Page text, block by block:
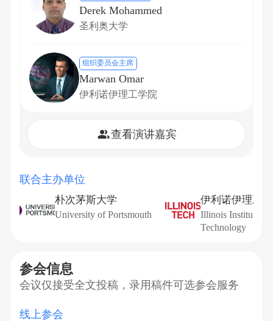
Derek Mohammed
圣利奥大学
组织委员会主席
Marwan Omar
伊利诺伊理工学院
查看演讲嘉宾
联合主办单位
朴次茅斯大学
University of Portsmouth
伊利诺伊理工
Illinois Institute of
Technology
参会信息
会议仅接受全文投稿，录用稿件可选参会服务
线上参会